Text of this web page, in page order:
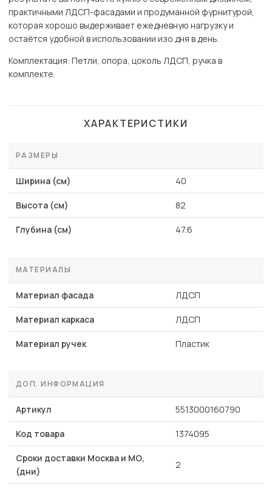
практичными ЛДСП-фасадами и продуманной фурнитурой,
которая хорошо выдерживает ежедневную нагрузку и
остаётся удобной в использовании изо дня в день.
Комплектация: Петли, опора, цоколь ЛДСП, ручка в
комплекте.
ХАРАКТЕРИСТИКИ
РАЗМЕРЫ
Ширина (см) 40
Высота (см) 82
Глубина (см) 47.6
МАТЕРИАЛЫ
Материал фасада ЛДСП
Материал каркаса ЛДСП
Материал ручек Пластик
ДОП. ИНФОРМАЦИЯ
Артикул 5513000160790
Код товара 1374095
Сроки доставки Москва и МО,
(дни)
2